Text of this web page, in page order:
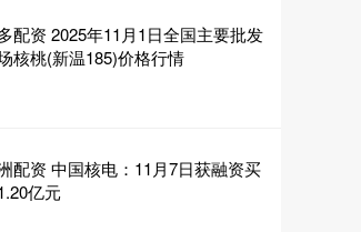
配资 2025年11月1日全国主要批发
核桃(新温185)价格行情
配资 中国核电：11月7日获融资买
亿元